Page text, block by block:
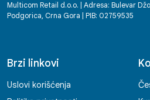
Multicom Retail d.o.o. | Adresa: Bulevar
Podgorica, Crna Gora | PIB: 02759535
Brzi linkovi
Uslovi korišćenja